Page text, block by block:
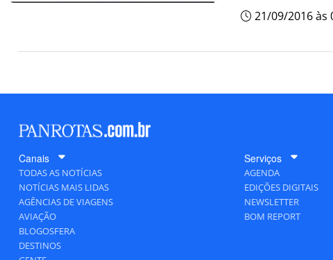
21/09/2016 às
Canais
TODAS AS NOTÍCIAS
NOTÍCIAS MAIS LIDAS
AGÊNCIAS DE VIAGENS
AVIAÇÃO
BLOGOSFERA
DESTINOS
Serviços
AGENDA
EDIÇÕES DIGITAIS
NEWSLETTER
BOM REPORT